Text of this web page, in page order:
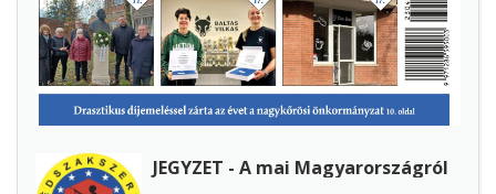
JEGYZET - A mai Magyarországról